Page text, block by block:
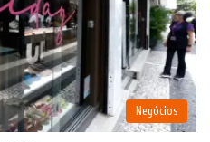
Negócios